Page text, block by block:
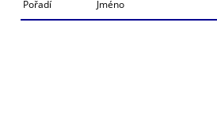
Pořadí Jméno